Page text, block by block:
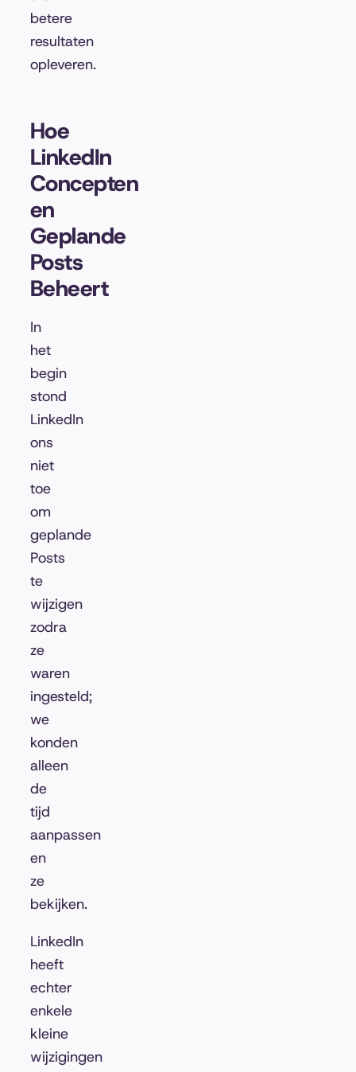
betere
resultaten
opleveren.
Hoe
LinkedIn
Concepten
en
Geplande
Posts
Beheert
In
het
begin
stond
LinkedIn
ons
niet
toe
om
geplande
Posts
te
wijzigen
zodra
ze
waren
ingesteld;
we
konden
alleen
de
tijd
aanpassen
en
ze
bekijken.
LinkedIn
heeft
echter
enkele
kleine
wijzigingen